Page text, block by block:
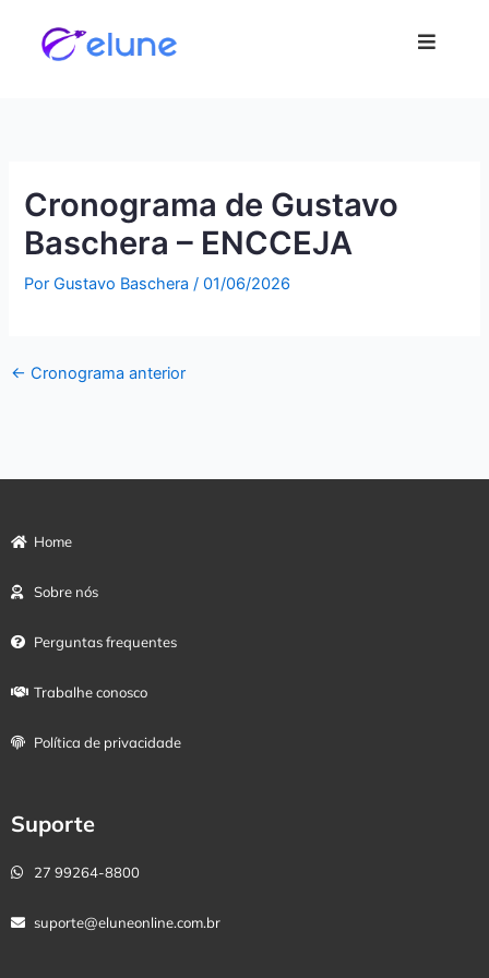
conteúdo
Cronograma de Gustavo
Baschera – ENCCEJA
PorGustavo Baschera/01/06/2026
← Cronograma anterior
Home
Sobre nós
Perguntas frequentes
Trabalhe conosco
Política de privacidade
Suporte
27 99264-8800
suporte@eluneonline.com.br